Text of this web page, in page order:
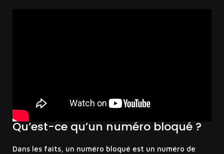
Qu’est-ce qu’un numéro bloqué ?
Dans les faits, un numéro bloqué est un numéro de